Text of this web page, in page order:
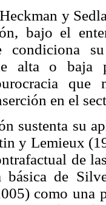
y
bajo el
condiciona
alta o baja
que
en el
sustenta su
y Lemieux
de
básica de
como una